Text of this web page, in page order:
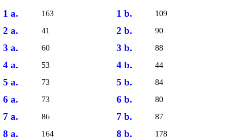
1 a. 163 1 b. 109
2 a. 41 2 b. 90
3 a. 60 3 b. 88
4 a. 53 4 b. 44
5 a. 73 5 b. 84
6 a. 73 6 b. 80
7 a. 86 7 b. 87
8 a. 164 8 b. 178